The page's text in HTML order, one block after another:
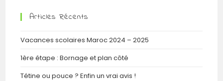
Articles Récents
Vacances scolaires Maroc 2024 – 2025
1ère étape : Bornage et plan côté
Tétine ou pouce ? Enfin un vrai avis !